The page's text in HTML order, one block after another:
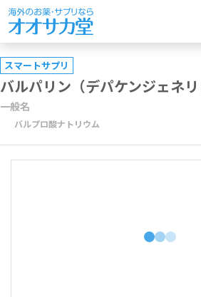
スマートサプリ
バルパリン（デパケンジェネリ
一般名
バルプロ酸ナトリウム